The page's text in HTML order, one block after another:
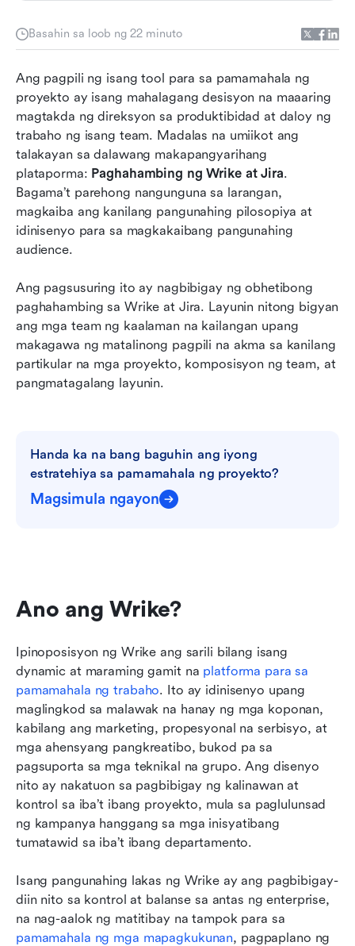
Basahin sa loob ng 22 minuto
Ang pagpili ng isang tool para sa pamamahala ng
proyekto ay isang mahalagang desisyon na maaaring
magtakda ng direksyon sa produktibidad at daloy ng
trabaho ng isang team. Madalas na umiikot ang
talakayan sa dalawang makapangyarihang
plataporma: Paghahambing ng Wrike at Jira.
Bagama’t parehong nangunguna sa larangan,
magkaiba ang kanilang pangunahing pilosopiya at
idinisenyo para sa magkakaibang pangunahing
audience.
Ang pagsusuring ito ay nagbibigay ng obhetibong
paghahambing sa Wrike at Jira. Layunin nitong bigyan
ang mga team ng kaalaman na kailangan upang
makagawa ng matalinong pagpili na akma sa kanilang
partikular na mga proyekto, komposisyon ng team, at
pangmatagalang layunin.
Handa ka na bang baguhin ang iyong
estratehiya sa pamamahala ng proyekto?
Magsimula ngayon
Ano ang Wrike?
Ipinoposisyon ng Wrike ang sarili bilang isang
dynamic at maraming gamit na platforma para sa
pamamahala ng trabaho. Ito ay idinisenyo upang
maglingkod sa malawak na hanay ng mga koponan,
kabilang ang marketing, propesyonal na serbisyo, at
mga ahensyang pangkreatibo, bukod pa sa
pagsuporta sa mga teknikal na grupo. Ang disenyo
nito ay nakatuon sa pagbibigay ng kalinawan at
kontrol sa iba’t ibang proyekto, mula sa paglulunsad
ng kampanya hanggang sa mga inisyatibang
tumatawid sa iba’t ibang departamento.
Isang pangunahing lakas ng Wrike ay ang pagbibigay-
diin nito sa kontrol at balanse sa antas ng enterprise,
pamamahala ng mga mapagkukunan, pagpaplano ng
Ano ang Jira?
paghahambing
Jira kumpara sa Wrike: Paghahambing ng
presyo
Wrike kumpara sa Jira: Mga kalamangan at
kahinaan
Jira kumpara sa Wrike: Alin ang tama para sa
iyo?
alternatibo sa Wrike at Jira para sa pinag-isang
trabaho
Konklusyon
Mga Madalas Itanong